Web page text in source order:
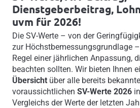
Dienstgeberbeitrag,
uvm für 2026!
Die SV-Werte – von der
zur Höchstbemessungsgrundlage
Regel einer jährlichen Anpassung,
beachten sollten. Wir bieten Ihnen
Übersichtüber alle bereits
voraussichtlichen SV-Werte 2026
Vergleichs der Werte der letzten